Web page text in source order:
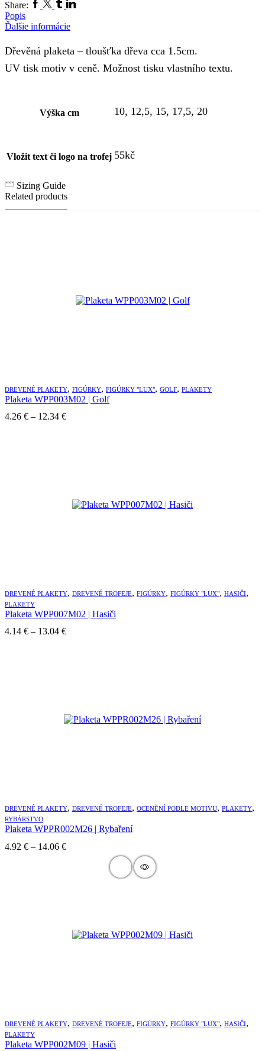
Share: Facebook
Twitter
TumblrLinkedin
Popis
Ďalšie informácie
Dřevěná plaketa – tloušťka dřeva cca 1.5cm.
UV tisk motiv v ceně. Možnost tisku vlastního textu.
Výška cm 10, 12,5, 15, 17,5, 20
Vložit text či logo na trofej 55kč
Sizing Guide
Related products
DREVENÉ PLAKETY, FIGÚRKY, FIGÚRKY "LUX", GOLF, PLAKETY
Plaketa WPP003M02 | Golf
4.26 € – 12.34 €Price
DREVENÉ PLAKETY, DREVENÉ TROFEJE, FIGÚRKY, FIGÚRKY "LUX", HASIČI,
PLAKETY
Plaketa WPP007M02 | Hasiči
4.14 € – 13.04 €Price
DREVENÉ PLAKETY, DREVENÉ TROFEJE, OCENĚNÍ PODLE MOTIVU, PLAKETY,
RYBÁRSTVO
Plaketa WPPR002M26 | Rybaření
4.92 € – 14.06 €Price
DREVENÉ PLAKETY, DREVENÉ TROFEJE, FIGÚRKY, FIGÚRKY "LUX", HASIČI,
PLAKETY
Plaketa WPP002M09 | Hasiči